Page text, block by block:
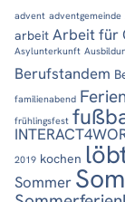
advent adventgemeinde
arbeit Arbeit für
Asylunterkunft
Berufstandem
familienabend
frühlingsfest
2019 kochen
Sommer